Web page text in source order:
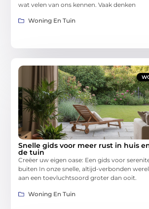
wat velen van ons kennen. Vaak denken
Woning En Tuin
Snelle gids voor meer rust in huis
de tuin
Creëer uw eigen oase: Een gids voor
buiten In onze snelle, altijd-verbonden
aan een toevluchtsoord groter dan ooit.
Woning En Tuin